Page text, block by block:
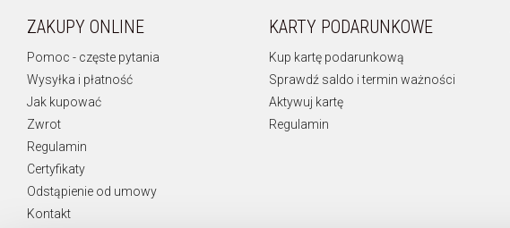
ZAKUPY ONLINE
Pomoc - częste pytania
Wysyłka i płatność
Jak kupować
Zwrot
Regulamin
Certyfikaty
Odstąpienie od umowy
Kontakt
KARTY PODARUNKOWE
Kup kartę podarunkową
Sprawdź saldo i termin ważności
Aktywuj kartę
Regulamin